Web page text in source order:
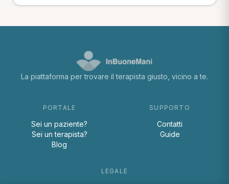
La piattaforma per trovare il terapista giusto, vicino a te.
PORTALE
Sei un paziente?
Sei un terapista?
Blog
SUPPORTO
Contatti
Guide
LEGALE